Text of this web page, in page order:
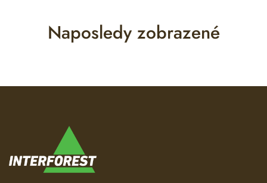
Naposledy zobrazené